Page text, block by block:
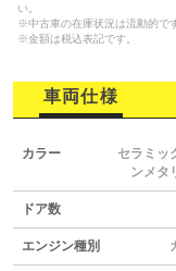
い。
※中古車の在庫状況は流動的で
※金額は税込表記です。
車両仕様
カラー
セラミッ
ンメタ
ドア数
エンジン種別